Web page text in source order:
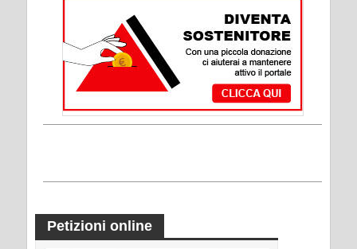
Petizioni online